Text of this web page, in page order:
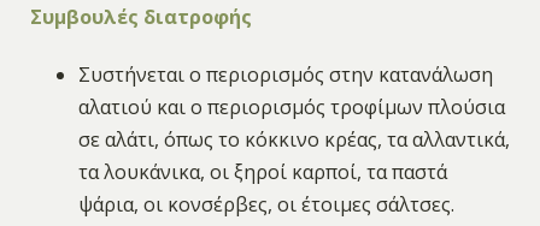
Συμβουλές διατροφής
Συστήνεται ο περιορισμός στην κατανάλωση
αλατιού και ο περιορισμός τροφίμων πλούσια
σε αλάτι, όπως το κόκκινο κρέας, τα αλλαντικά,
τα λουκάνικα, οι ξηροί καρποί, τα παστά
ψάρια, οι κονσέρβες, οι έτοιμες σάλτσες.